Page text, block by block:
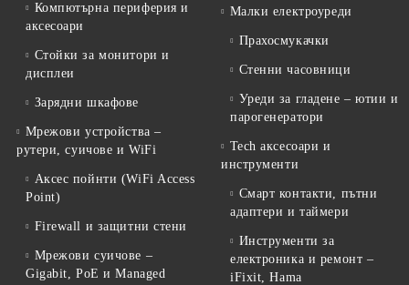
Компютърна периферия и
аксесоари
Стойки за монитори и
дисплеи
Зарядни шкафове
Мрежови устройства –
рутери, суичове и WiFi
Аксес пойнти (WiFi Access
Point)
Firewall и защитни стени
Мрежови суичове –
Gigabit, PoE и Managed
Малки електроуреди
Прахосмукачки
Стенни часовници
Уреди за гладене – ютии и
парогенератори
Tech аксесоари и
инструменти
Смарт контакти, пътни
адаптери и таймери
Инструменти за
електроника и ремонт –
iFixit, Hama